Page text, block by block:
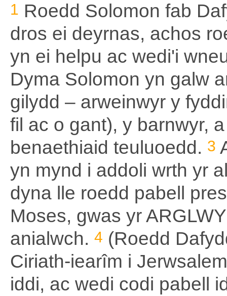
1 Roedd Solomon fab
dros ei deyrnas, achos
yn ei helpu ac wedi'i
Dyma Solomon yn galw
gilydd – arweinwyr y
fil ac o gant), y barnwyr,
benaethiaid teuluoedd. 3
yn mynd i addoli wrth yr
dyna lle roedd pabell
Moses, gwas yr
anialwch.4 (Roedd
Ciriath-iearîm i
iddi, ac wedi codi pabell